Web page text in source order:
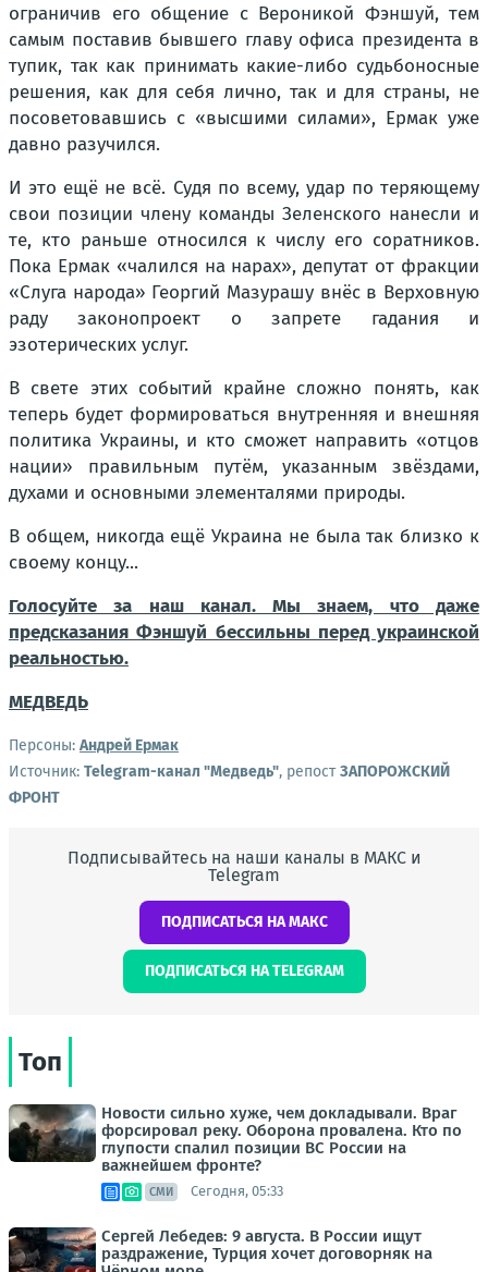
ограничив его общение с Вероникой Фэншуй, тем
самым поставив бывшего главу офиса президента в
тупик, так как принимать какие-либо судьбоносные
решения, как для себя лично, так и для страны, не
посоветовавшись с «высшими силами», Ермак уже
давно разучился.
И это ещё не всё. Судя по всему, удар по теряющему
свои позиции члену команды Зеленского нанесли и
те, кто раньше относился к числу его соратников.
Пока Ермак «чалился на нарах», депутат от фракции
«Слуга народа» Георгий Мазурашу внёс в Верховную
раду законопроект о запрете гадания и
эзотерических услуг.
В свете этих событий крайне сложно понять, как
теперь будет формироваться внутренняя и внешняя
политика Украины, и кто сможет направить «отцов
нации» правильным путём, указанным звёздами,
духами и основными элементалями природы.
В общем, никогда ещё Украина не была так близко к
своему концу...
Голосуйте за наш канал. Мы знаем, что даже
предсказания Фэншуй бессильны перед украинской
реальностью.
МЕДВЕДЬ
Персоны: Андрей Ермак
Источник: Telegram-канал "Медведь", репостЗАПОРОЖСКИЙ
ФРОНТ
Подписывайтесь на наши каналы в МАКС и
Telegram
ПОДПИСАТЬСЯ НА МАКС
ПОДПИСАТЬСЯ НА TELEGRAM
Топ
Новости сильно хуже, чем докладывали. Враг
форсировал реку. Оборона провалена. Кто по
глупости спалил позиции ВС России на
важнейшем фронте?
СМИ Сегодня, 05:33
Сергей Лебедев: 9 августа. В России ищут
раздражение, Турция хочет договорняк на